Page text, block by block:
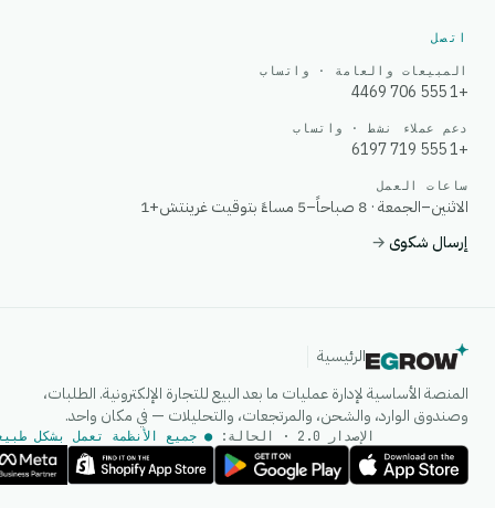
اتصل
المبيعات والعامة · واتساب
+1 555 706 4469
دعم عملاء نشط · واتساب
+1 555 719 6197
ساعات العمل
الاثنين–الجمعة · 8 صباحاً–5 مساءً بتوقيت غرينتش+1
إرسال شكوى→
الرئيسية
المنصة الأساسية لإدارة عمليات ما بعد البيع للتجارة الإلكترونية. الطلبات،
وصندوق الوارد، والشحن، والمرتجعات، والتحليلات — في مكان واحد.
الإصدار 2.0 · الحالة: ● جميع الأنظمة تعمل بشكل